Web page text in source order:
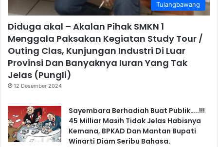
Tulangbawang
Diduga akal – Akalan Pihak SMKN 1
Menggala Paksakan Kegiatan Study Tour /
Outing Clas, Kunjungan Industri Di Luar
Provinsi Dan Banyaknya Iuran Yang Tak
Jelas (Pungli)
12 Desember 2024
Sayembara Berhadiah Buat Publik…..!!!
45 Milliar Masih Tidak Jelas Habisnya
Kemana, BPKAD Dan Mantan Bupati
Winarti Diam Seribu Bahasa.